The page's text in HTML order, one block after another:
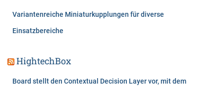
Variantenreiche Miniaturkupplungen für diverse
Einsatzbereiche
HightechBox
Board stellt den Contextual Decision Layer vor, mit dem